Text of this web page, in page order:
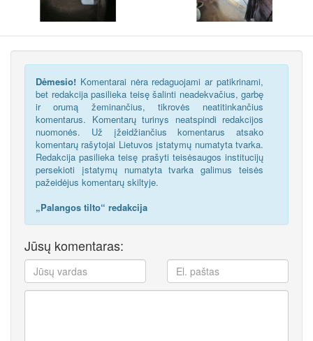
Dėmesio! Komentarai nėra redaguojami ar patikrinami,
bet redakcija pasilieka teisę šalinti neadekvačius, garbę
ir orumą žeminančius, tikrovės neatitinkančius
komentarus. Komentarų turinys neatspindi redakcijos
nuomonės. Už įžeidžiančius komentarus atsako
komentarų rašytojai Lietuvos įstatymų numatyta tvarka.
Redakcija pasilieka teisę prašyti teisėsaugos institucijų
persekioti įstatymų numatyta tvarka galimus teisės
pažeidėjus komentarų skiltyje.
„Palangos tilto“ redakcija
Jūsų komentaras: